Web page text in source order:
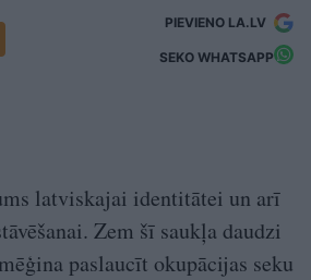
PIEVIENO LA.LV
SEKO WHATSAPP
latviskajai identitātei un arī
Zem šī saukļa daudzi
paslaucīt okupācijas seku